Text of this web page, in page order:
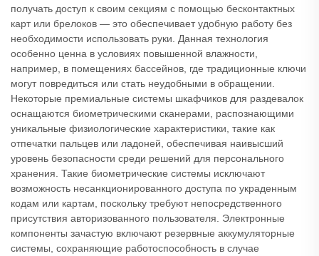
получать доступ к своим секциям с помощью бесконтактных
карт или брелоков — это обеспечивает удобную работу без
необходимости использовать руки. Данная технология
особенно ценна в условиях повышенной влажности,
например, в помещениях бассейнов, где традиционные ключи
могут повредиться или стать неудобными в обращении.
Некоторые премиальные системы шкафчиков для раздевалок
оснащаются биометрическими сканерами, распознающими
уникальные физиологические характеристики, такие как
отпечатки пальцев или ладоней, обеспечивая наивысший
уровень безопасности среди решений для персонального
хранения. Такие биометрические системы исключают
возможность несанкционированного доступа по украденным
кодам или картам, поскольку требуют непосредственного
присутствия авторизованного пользователя. Электронные
компоненты зачастую включают резервные аккумуляторные
системы, сохраняющие работоспособность в случае